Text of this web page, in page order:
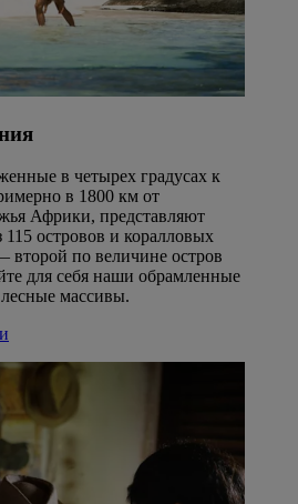
в четырех градусах к
в 1800 км от
Африки, представляют
115 островов и коралловых
второй по величине остров
для себя наши обрамленные
массивы.